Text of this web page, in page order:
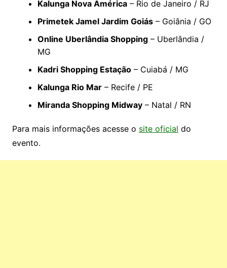
Kalunga Nova América– Rio de Janeiro / RJ
Primetek Jamel Jardim Goiás– Goiânia / GO
Online Uberlândia Shopping– Uberlândia /
MG
Kadri Shopping Estação– Cuiabá / MG
Kalunga Rio Mar– Recife / PE
Miranda Shopping Midway– Natal / RN
Para mais informações acesse o site oficial do
evento.